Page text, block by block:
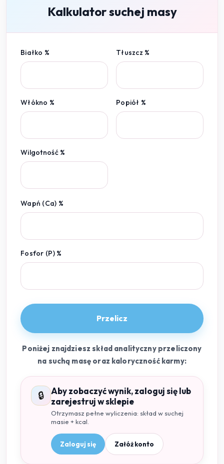
Kalkulator suchej masy
Białko % Tłuszcz %
Włókno % Popiół %
Wilgotność %
Wapń (Ca) %
Fosfor (P) %
Przelicz
Poniżej znajdziesz skład analityczny przeliczony
na suchą masę oraz kaloryczność karmy:
🔒
Aby zobaczyć wynik, zaloguj się lub
zarejestruj w sklepie
Otrzymasz pełne wyliczenia: skład w suchej
masie + kcal.
Zaloguj się Załóż konto